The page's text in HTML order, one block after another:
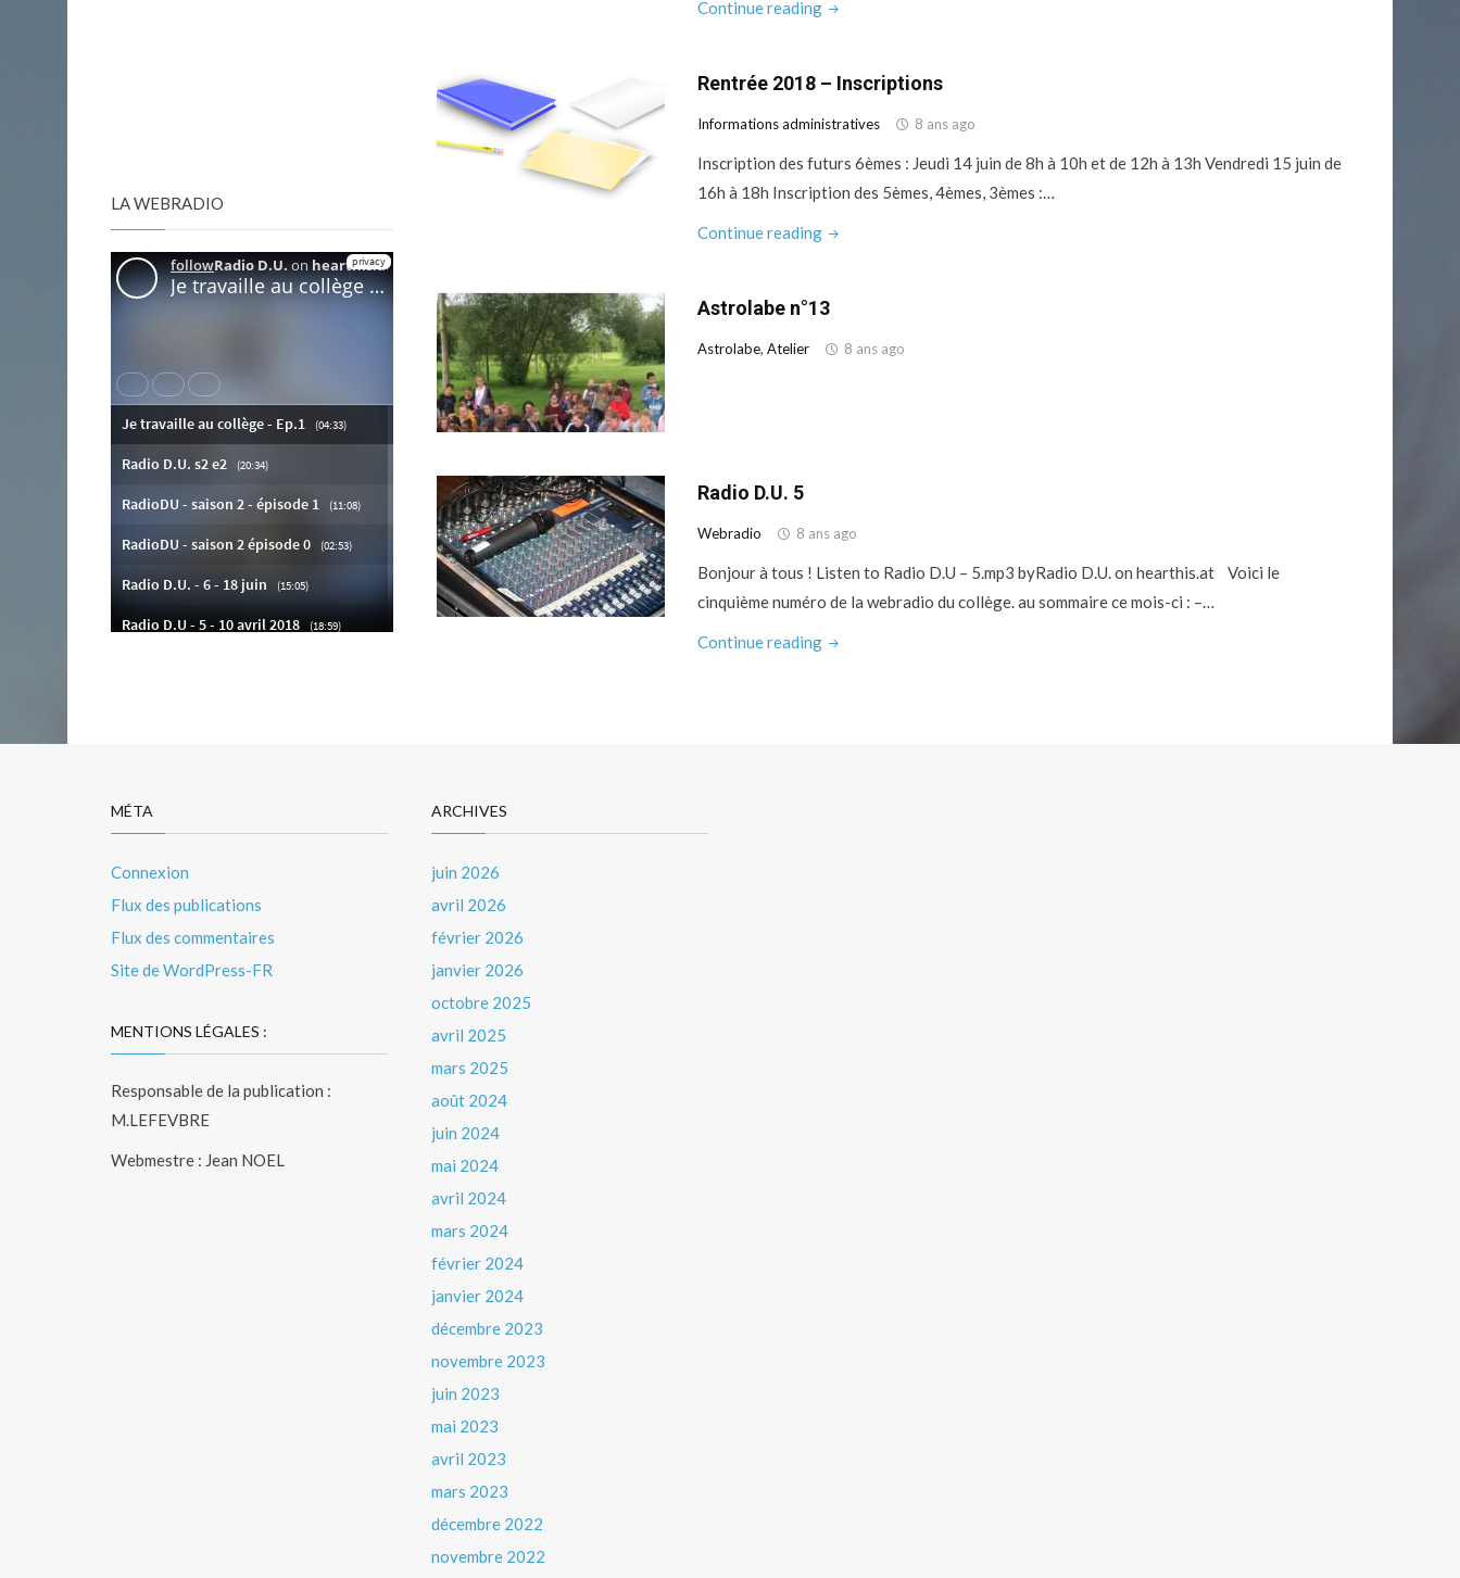
Continue reading"Spectacle
d’année"
Rentrée 2018 – Inscriptions
Informations administratives 8 ans ago
Inscription des futurs 6èmes : Jeudi 14 juin de 8h à 10h et de 12h à 13h Vendredi 15 juin de
16h à 18h Inscription des 5èmes, 4èmes, 3èmes :…
Continue reading"Rentrée
Inscriptions"
Astrolabe n°13
Astrolabe, Atelier 8 ans ago
Radio D.U. 5
Webradio 8 ans ago
Bonjour à tous ! Listen to Radio D.U – 5.mp3 byRadio D.U. on hearthis.at Voici le
cinquième numéro de la webradio du collège. au sommaire ce mois-ci : –…
Continue reading"Radio
LA WEBRADIO
MÉTA
Connexion
Flux des publications
Flux des commentaires
Site de WordPress-FR
MENTIONS LÉGALES :
Responsable de la publication :
M.LEFEVBRE
Webmestre : Jean NOEL
ARCHIVES
juin 2026
avril 2026
février 2026
janvier 2026
octobre 2025
avril 2025
mars 2025
août 2024
juin 2024
mai 2024
avril 2024
mars 2024
février 2024
janvier 2024
décembre 2023
novembre 2023
juin 2023
mai 2023
avril 2023
mars 2023
décembre 2022
novembre 2022